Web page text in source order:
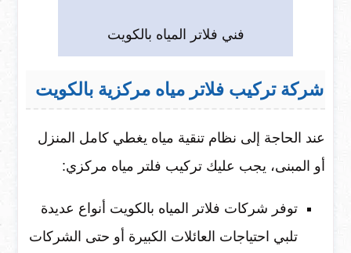
فني فلاتر المياه بالكويت
شركة تركيب فلاتر مياه مركزية بالكويت
عند الحاجة إلى نظام تنقية مياه يغطي كامل المنزل
أو المبنى، يجب عليك تركيب فلتر مياه مركزي:
توفر شركات فلاتر المياه بالكويت أنواع عديدة
تلبي احتياجات العائلات الكبيرة أو حتى الشركات